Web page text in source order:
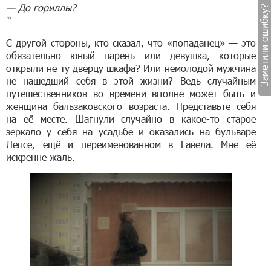
— До гориллы?
“
С другой стороны, кто сказал, что «попаданец» — это
обязательно юный парень или девушка, которые
открыли не ту дверцу шкафа? Или немолодой мужчина
не нашедший себя в этой жизни? Ведь случайным
путешественников во времени вполне может быть и
женщина бальзаковского возраста. Представьте себя
на её месте. Шагнули случайно в какое-то старое
зеркало у себя на усадьбе и оказались на бульваре
Лепсе, ещё и переименованном в Гавела. Мне её
искренне жаль.
Заметили ошибку?